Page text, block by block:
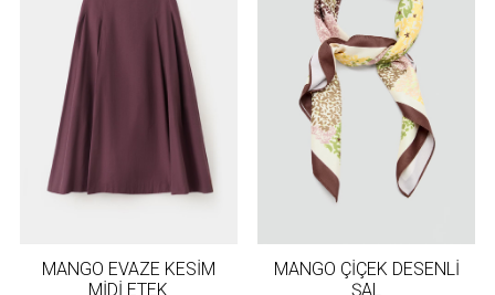
MANGO EVAZE KESİM
MİDİ ETEK
MANGO ÇİÇEK DESENLİ
ŞAL